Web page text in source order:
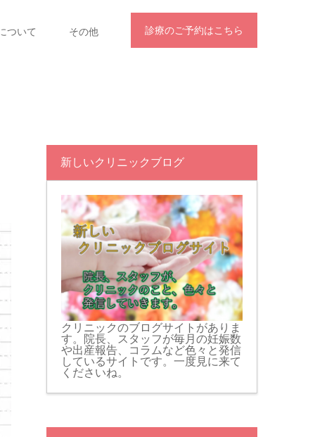
診療のご予約はこちら
ついて その他
新しいクリニックブログ
クリニックのブログサイトがありま
す。院長、スタッフが毎月の妊娠数
や出産報告、コラムなど色々と発信
しているサイトです。一度見に来て
くださいね。